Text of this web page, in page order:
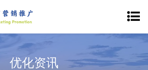
优化资讯